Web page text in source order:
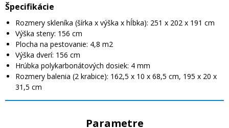
Špecifikácie
Rozmery skleníka (šírka x výška x hĺbka): 251 x 202 x 191 cm
Výška steny: 156 cm
Plocha na pestovanie: 4,8 m2
Výška dverí: 156 cm
Hrúbka polykarbonátových dosiek: 4 mm
Rozmery balenia (2 krabice): 162,5 x 10 x 68,5 cm, 195 x 20 x
31,5 cm
Parametre